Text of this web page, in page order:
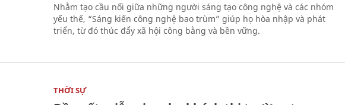
Nhằm tạo cầu nối giữa những người sáng tạo công nghệ và các nhóm
yếu thế, “Sáng kiến công nghệ bao trùm” giúp họ hòa nhập và phát
triển, từ đó thúc đẩy xã hội công bằng và bền vững.
THỜI SỰ